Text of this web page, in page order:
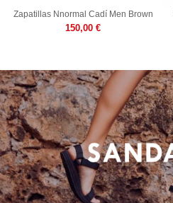
Zapatillas Nnormal Cadí Men Brown
150,00 €